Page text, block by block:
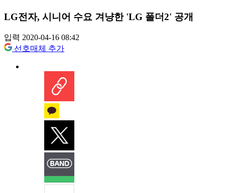
LG전자, 시니어 수요 겨냥한 'LG 폴더2' 공개
입력 2020-04-16 08:42
선호매체 추가